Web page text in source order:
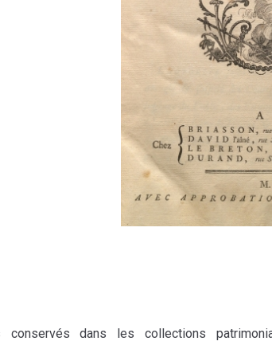
conservés dans les collections